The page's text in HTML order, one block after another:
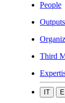
People
Outputs
Third
IT